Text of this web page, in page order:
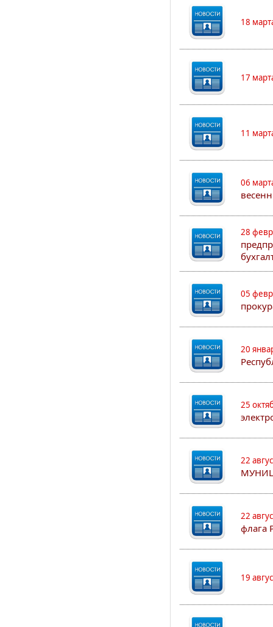
18
17
11
06
28
05
20
25
22
22
флага
19